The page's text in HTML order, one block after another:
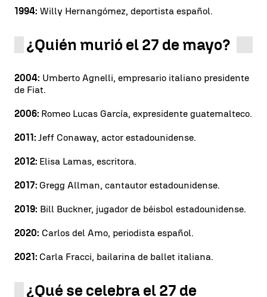
1994: Willy Hernangómez, deportista español.
¿Quién murió el 27 de mayo?
2004: Umberto Agnelli, empresario italiano presidente
de Fiat.
2006: Romeo Lucas García, expresidente guatemalteco.
2011: Jeff Conaway, actor estadounidense.
2012: Elisa Lamas, escritora.
2017: Gregg Allman, cantautor estadounidense.
2019: Bill Buckner, jugador de béisbol estadounidense.
2020: Carlos del Amo, periodista español.
2021: Carla Fracci, bailarina de ballet italiana.
¿Qué se celebra el 27 de